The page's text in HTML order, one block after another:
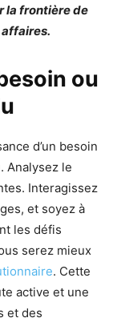
la frontière de
affaires.
ou
d’un besoin
Analysez le
Interagissez
et soyez à
les défis
serez mieux
. Cette
active et une
et des